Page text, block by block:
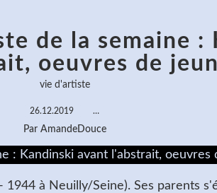
de la semaine :
oeuvres de
vie d'artiste
26.12.2019 …
Par AmandeDouce
1944 à Neuilly/Seine). Ses parents